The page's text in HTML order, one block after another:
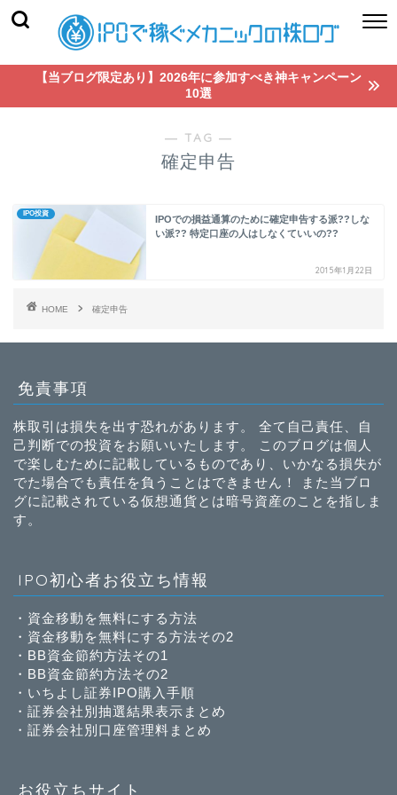
【当ブログ限定あり】2026年に参加すべき神キャンペーン
10選
― TAG ―
確定申告
IPO投資
IPOでの損益通算のために確定申告する派??しな
い派?? 特定口座の人はしなくていいの??
2015年1月22日
HOME 確定申告
免責事項
株取引は損失を出す恐れがあります。 全て自己責任、自
己判断での投資をお願いいたします。 このブログは個人
で楽しむために記載しているものであり、いかなる損失が
でた場合でも責任を負うことはできません！ また当ブロ
グに記載されている仮想通貨とは暗号資産のことを指しま
す。
IPO初心者お役立ち情報
・ 資金移動を無料にする方法
・ 資金移動を無料にする方法その2
・ BB資金節約方法その1
・ BB資金節約方法その2
・ いちよし証券IPO購入手順
・ 証券会社別抽選結果表示まとめ
・ 証券会社別口座管理料まとめ
お役立ちサイト